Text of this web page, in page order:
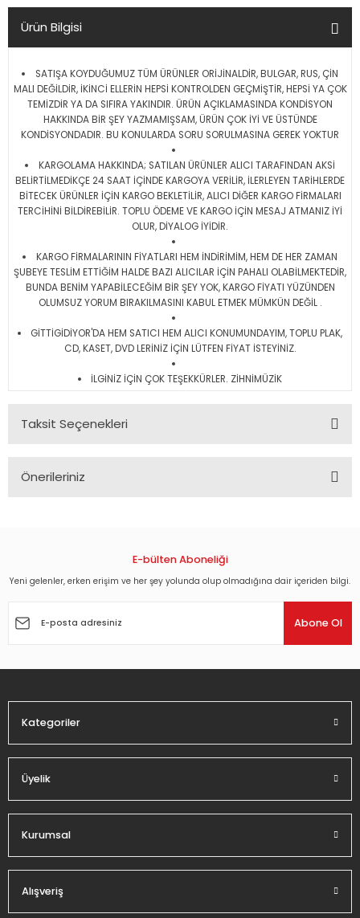
Ürün Bilgisi
SATIŞA KOYDUĞUMUZ TÜM ÜRÜNLER ORİJİNALDİR, BULGAR, RUS, ÇİN
MALI DEĞİLDİR, İKİNCİ ELLERİN HEPSİ KONTROLDEN GEÇMİŞTİR, HEPSİ YA ÇOK
TEMİZDİR YA DA SIFIRA YAKINDIR. ÜRÜN AÇIKLAMASINDA KONDİSYON
HAKKINDA BİR ŞEY YAZMAMIŞSAM, ÜRÜN ÇOK İYİ VE ÜSTÜNDE
KONDİSYONDADIR. BU KONULARDA SORU SORULMASINA GEREK YOKTUR
KARGOLAMA HAKKINDA; SATILAN ÜRÜNLER ALICI TARAFINDAN AKSİ
BELİRTİLMEDİKÇE 24 SAAT İÇİNDE KARGOYA VERİLİR, İLERLEYEN TARİHLERDE
BİTECEK ÜRÜNLER İÇİN KARGO BEKLETİLİR, ALICI DİĞER KARGO FİRMALARI
TERCİHİNİ BİLDİREBİLİR. TOPLU ÖDEME VE KARGO İÇİN MESAJ ATMANIZ İYİ
OLUR, DİYALOG İYİDİR.
KARGO FİRMALARININ FİYATLARI HEM İNDİRİMİM, HEM DE HER ZAMAN
ŞUBEYE TESLİM ETTİĞİM HALDE BAZI ALICILAR İÇİN PAHALI OLABİLMEKTEDİR,
BUNDA BENİM YAPABİLECEĞİM BİR ŞEY YOK, KARGO FİYATI YÜZÜNDEN
OLUMSUZ YORUM BIRAKILMASINI KABUL ETMEK MÜMKÜN DEĞİL .
GİTTİGİDİYOR'DA HEM SATICI HEM ALICI KONUMUNDAYIM, TOPLU PLAK,
CD, KASET, DVD LERİNİZ İÇİN LÜTFEN FİYAT İSTEYİNİZ.
İLGİNİZ İÇİN ÇOK TEŞEKKÜRLER. ZİHNİMÜZİK
Taksit Seçenekleri
Önerileriniz
Görüş ve önerileriniz için teşekkür ederiz.
Ürün açıklamasında eksik bilgiler bulunuyor.
E-bülten Aboneliği
Yeni gelenler, erken erişim ve her şey yolunda olup olmadığına dair içeriden bilgi.
Abone Ol
Kategoriler
Üyelik
Kurumsal
Alışveriş